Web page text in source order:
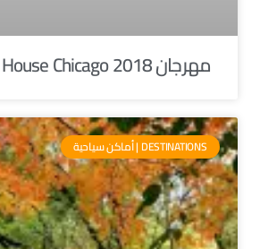
مهرجان Open House Chicago 2018
DESTINATIONS | أماكن سياحية